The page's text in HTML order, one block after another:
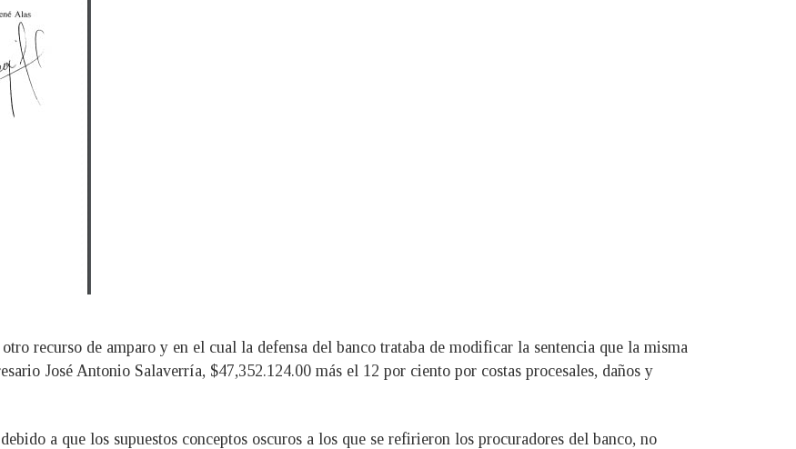
recurso de amparo y en el cual la defensa del banco trataba de modificar la sentencia que la misma
José Antonio Salaverría, $47,352.124.00 más el 12 por ciento por costas procesales, daños y
a que los supuestos conceptos oscuros a los que se refirieron los procuradores del banco, no